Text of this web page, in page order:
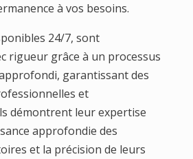
à vos besoins.
24/7, sont
rigueur grâce à un processus
garantissant des
et
démontrent leur expertise
approfondie des
et la précision de leurs